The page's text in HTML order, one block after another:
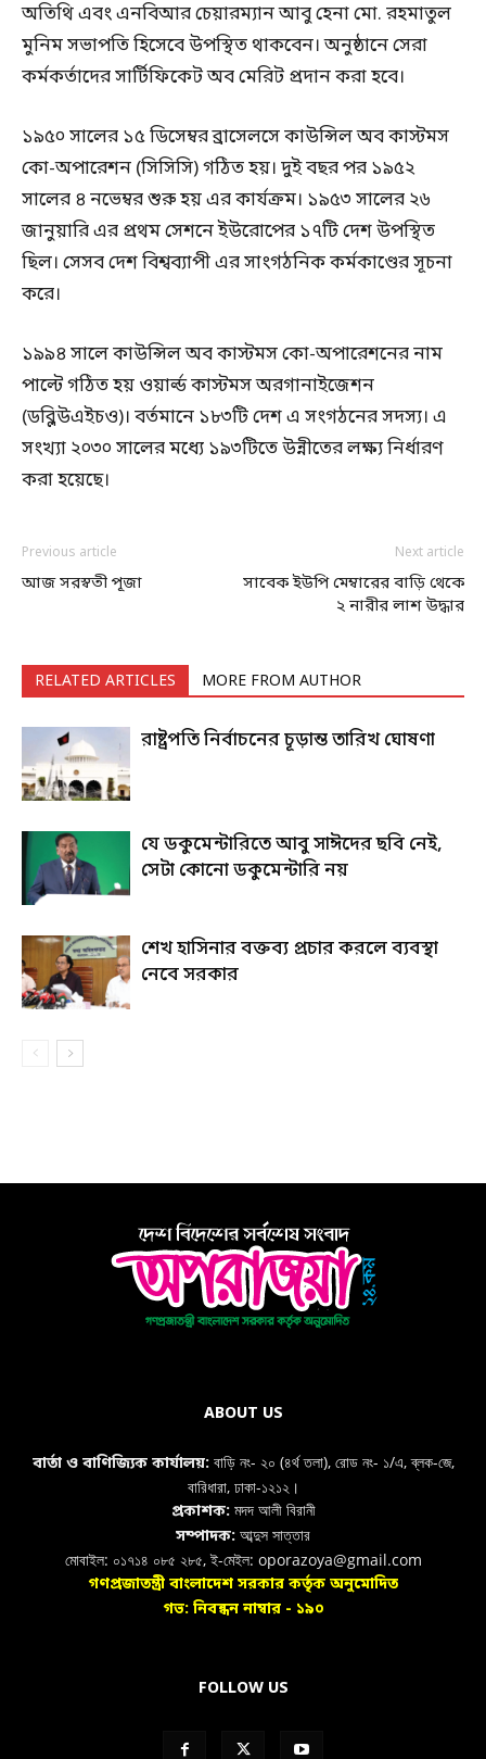
অতিথি এবং এনবিআর চেয়ারম্যান আবু হেনা মো. রহমাতুল
মুনিম সভাপতি হিসেবে উপস্থিত থাকবেন। অনুষ্ঠানে সেরা
কর্মকর্তাদের সার্টিফিকেট অব মেরিট প্রদান করা হবে।
১৯৫০ সালের ১৫ ডিসেম্বর ব্রাসেলসে কাউন্সিল অব কাস্টমস
কো-অপারেশন (সিসিসি) গঠিত হয়। দুই বছর পর ১৯৫২
সালের ৪ নভেম্বর শুরু হয় এর কার্যক্রম। ১৯৫৩ সালের ২৬
জানুয়ারি এর প্রথম সেশনে ইউরোপের ১৭টি দেশ উপস্থিত
ছিল। সেসব দেশ বিশ্বব্যাপী এর সাংগঠনিক কর্মকাণ্ডের সূচনা
করে।
১৯৯৪ সালে কাউন্সিল অব কাস্টমস কো-অপারেশনের নাম
পাল্টে গঠিত হয় ওয়ার্ল্ড কাস্টমস অরগানাইজেশন
(ডব্লিউএইচও)। বর্তমানে ১৮৩টি দেশ এ সংগঠনের সদস্য। এ
সংখ্যা ২০৩০ সালের মধ্যে ১৯৩টিতে উন্নীতের লক্ষ্য নির্ধারণ
করা হয়েছে।
Previous article
আজ সরস্বতী পূজা
Next article
সাবেক ইউপি মেম্বারের বাড়ি থেকে
২ নারীর লাশ উদ্ধার
RELATED ARTICLES MORE FROM AUTHOR
রাষ্ট্রপতি নির্বাচনের চূড়ান্ত তারিখ ঘোষণা
যে ডকুমেন্টারিতে আবু সাঈদের ছবি নেই,
সেটা কোনো ডকুমেন্টারি নয়
শেখ হাসিনার বক্তব্য প্রচার করলে ব্যবস্থা
নেবে সরকার
ABOUT US
বার্তা ও বাণিজ্যিক কার্যালয়: বাড়ি নং- ২০ (৪র্থ তলা), রোড নং- ১/এ, ব্লক-জে,
বারিধারা, ঢাকা-১২১২।
প্রকাশক:মদদ আলী বিরানী
সম্পাদক: আব্দুস সাত্তার
মোবাইল: ০১৭১৪ ০৮৫ ২৮৫, ই-মেইল: oporazoya@gmail.com
গণপ্রজাতন্ত্রী বাংলাদেশ সরকার কর্তৃক অনুমোদিত
গভ: নিবন্ধন নাম্বার - ১৯০
FOLLOW US